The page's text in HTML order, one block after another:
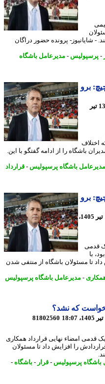
پرونده حضور دراگان
-مدیرعامل باشگاه
تیر
را از ادامه گفتگو با این.
باشگاه پرسپولیس-قرارداد
33 روز پیش - شنبه 13 تیر 1405،
مسئولان باشگاه از منتفی شدن
- مدیرعامل باشگاه پرسپولیس
که نشد؟
81802560
امضاء نهایی قرارداد همکاری
را افزایش داد تا مسئولان
پرسپولیس-قرار - باشگاه-